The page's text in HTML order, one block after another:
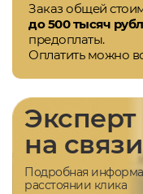
Заказ общей
до 500 тысяч
предоплаты.
Оплатить можно
Эксперт
на связи
Подробная
расстоянии клика